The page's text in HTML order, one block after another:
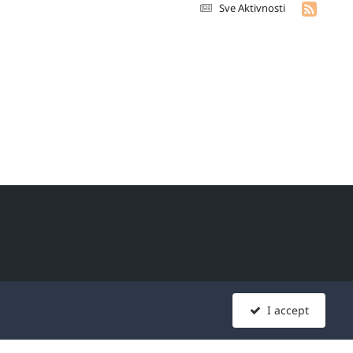
Sve Aktivnosti
I accept